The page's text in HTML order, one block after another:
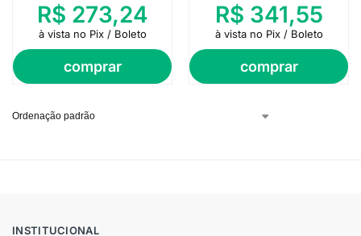
comprar
R$ 273,24
à vista no Pix / Boleto
comprar
R$ 341,55
à vista no Pix / Boleto
INSTITUCIONAL